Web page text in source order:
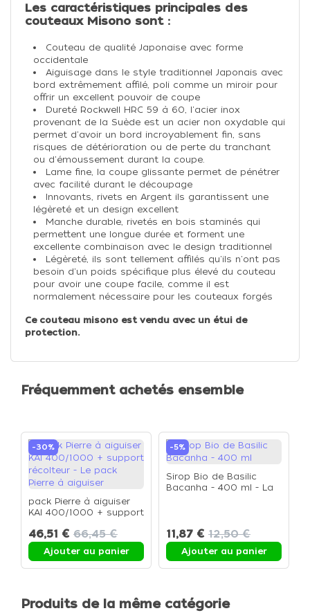
Les caractéristiques principales des
couteaux Misono sont :
Couteau de qualité Japonaise avec forme
occidentale
Aiguisage dans le style traditionnel Japonais avec
bord extrêmement affilé, poli comme un miroir pour
offrir un excellent pouvoir de coupe
Dureté Rockwell HRC 59 à 60, l'acier inox
provenant de la Suède est un acier non oxydable qui
permet d'avoir un bord incroyablement fin, sans
risques de détérioration ou de perte du tranchant
ou d'émoussement durant la coupe.
Lame fine, la coupe glissante permet de pénétrer
avec facilité durant le découpage
Innovants, rivets en Argent ils garantissent une
légèreté et un design excellent
Manche durable, rivetés en bois staminés qui
permettent une longue durée et forment une
excellente combinaison avec le design traditionnel
Légèreté, ils sont tellement affilés qu'ils n'ont pas
besoin d'un poids spécifique plus élevé du couteau
pour avoir une coupe facile, comme il est
normalement nécessaire pour les couteaux forgés
Ce couteau misono est vendu avec un étui de
protection.
Fréquemment achetés ensemble
-30%
pack Pierre à aiguiser
KAI 400/1000 + support
Pierre à aiguiser
46,51 € 66,45 €
Ajouter au panier
-5%
Sirop Bio de Basilic
Bacanha - 400 ml - La
11,87 € 12,50 €
Ajouter au panier
Produits de la même catégorie